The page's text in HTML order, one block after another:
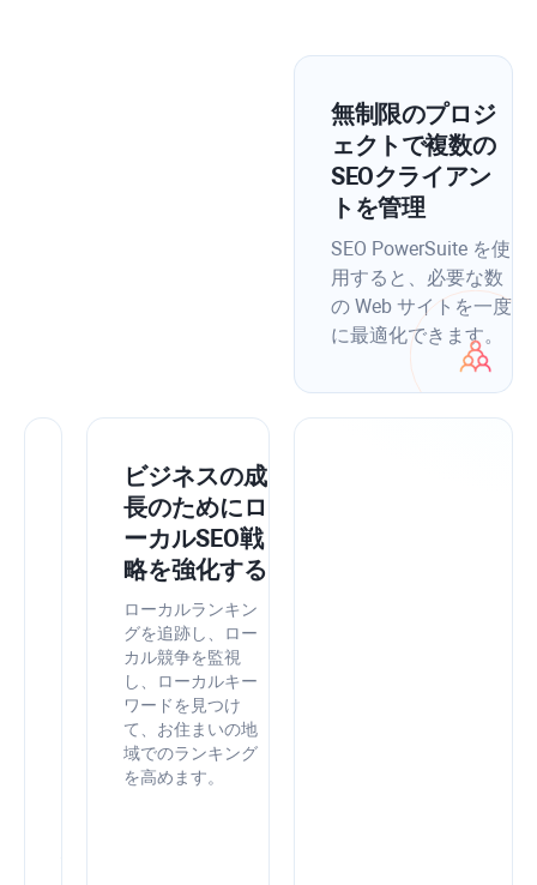
無制限のプロジ
ェクトで複数の
SEOクライアン
トを管理
SEO PowerSuite を使
用すると、必要な数
の Web サイトを一度
に最適化できます。
PowerSuite
Google
ビジネスの成
長のためにロ
ーカルSEO戦
略を強化する
ローカルランキン
グを追跡し、ロー
カル競争を監視
し、ローカルキー
ワードを見つけ
て、お住まいの地
域でのランキング
を高めます。